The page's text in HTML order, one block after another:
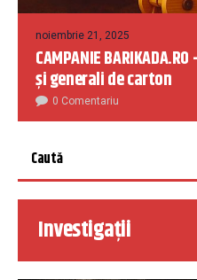
noiembrie 21, 2025
CAMPANIE
și generali de carton
0 Comentariu
Investigații